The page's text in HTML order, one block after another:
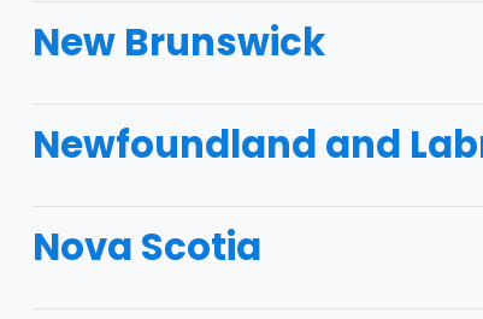
New Brunswick
Newfoundland and
Nova Scotia